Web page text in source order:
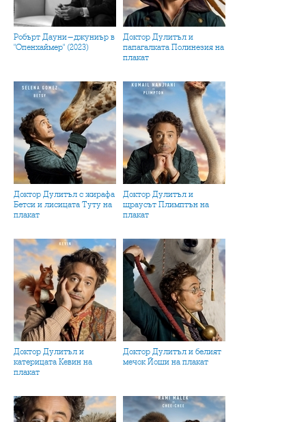
Робърт Дауни-джуниър в
"Опенхаймер" (2023)
Доктор Дулитъл и
папагалката Полинезия на
плакат
Доктор Дулитъл с жирафа
Бетси и лисицата Туту на
плакат
Доктор Дулитъл и
щраусът Плимптън на
плакат
Доктор Дулитъл и
катерицата Кевин на
плакат
Доктор Дулитъл и белият
мечок Йоши на плакат